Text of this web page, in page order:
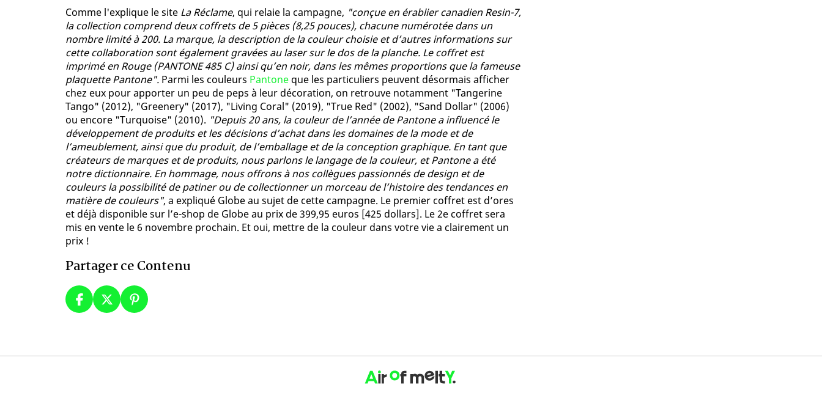
Comme l'explique le site La Réclame, qui relaie la campagne, "conçue en érablier canadien Resin-7,
la collection comprend deux coffrets de 5 pièces (8,25 pouces), chacune numérotée dans un
nombre limité à 200. La marque, la description de la couleur choisie et d’autres informations sur
cette collaboration sont également gravées au laser sur le dos de la planche. Le coffret est
imprimé en Rouge (PANTONE 485 C) ainsi qu’en noir, dans les mêmes proportions que la fameuse
plaquette Pantone". Parmi les couleurs Pantone que les particuliers peuvent désormais afficher
chez eux pour apporter un peu de peps à leur décoration, on retrouve notamment "Tangerine
Tango" (2012), "Greenery" (2017), "Living Coral" (2019), "True Red" (2002), "Sand Dollar" (2006)
ou encore "Turquoise" (2010). "Depuis 20 ans, la couleur de l’année de Pantone a influencé le
développement de produits et les décisions d’achat dans les domaines de la mode et de
l’ameublement, ainsi que du produit, de l’emballage et de la conception graphique. En tant que
créateurs de marques et de produits, nous parlons le langage de la couleur, et Pantone a été
notre dictionnaire. En hommage, nous offrons à nos collègues passionnés de design et de
couleurs la possibilité de patiner ou de collectionner un morceau de l’histoire des tendances en
matière de couleurs", a expliqué Globe au sujet de cette campagne. Le premier coffret est d’ores
et déjà disponible sur l’e-shop de Globe au prix de 399,95 euros [425 dollars]. Le 2e coffret sera
mis en vente le 6 novembre prochain. Et oui, mettre de la couleur dans votre vie a clairement un
prix !
Partager ce Contenu